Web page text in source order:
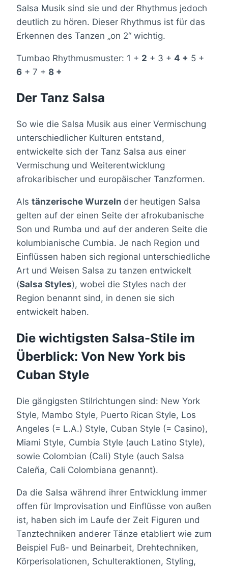
Salsa Musik sind sie und der Rhythmus jedoch
deutlich zu hören. Dieser Rhythmus ist für das
Erkennen des Tanzen „on 2“ wichtig.
Tumbao Rhythmusmuster: 1 + 2 + 3 + 4 + 5 +
6 + 7 + 8 +
Der Tanz Salsa
So wie die Salsa Musik aus einer Vermischung
unterschiedlicher Kulturen entstand,
entwickelte sich der Tanz Salsa aus einer
Vermischung und Weiterentwicklung
afrokaribischer und europäischer Tanzformen.
Als tänzerische Wurzeln der heutigen Salsa
gelten auf der einen Seite der afrokubanische
Son und Rumba und auf der anderen Seite die
kolumbianische Cumbia. Je nach Region und
Einflüssen haben sich regional unterschiedliche
Art und Weisen Salsa zu tanzen entwickelt
(Salsa Styles), wobei die Styles nach der
Region benannt sind, in denen sie sich
entwickelt haben.
Die wichtigsten Salsa-Stile im
Überblick: Von New York bis
Cuban Style
Die gängigsten Stilrichtungen sind: New York
Style, Mambo Style, Puerto Rican Style, Los
Angeles (= L.A.) Style, Cuban Style (= Casino),
Miami Style, Cumbia Style (auch Latino Style),
sowie Colombian (Cali) Style (auch Salsa
Caleña, Cali Colombiana genannt).
Da die Salsa während ihrer Entwicklung immer
offen für Improvisation und Einflüsse von außen
ist, haben sich im Laufe der Zeit Figuren und
Tanztechniken anderer Tänze etabliert wie zum
Beispiel Fuß- und Beinarbeit, Drehtechniken,
Körperisolationen, Schulteraktionen, Styling,